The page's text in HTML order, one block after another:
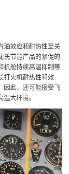
油效应和耐热性至关
氏节能产品的紧促的
机舱持续高温抑制等
打火机耐热性和效
因此，还可能接受飞
大环境。